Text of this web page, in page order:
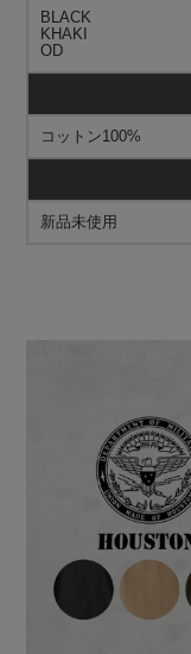
BLACK
KHAKI
OD
コットン100%
新品未使用